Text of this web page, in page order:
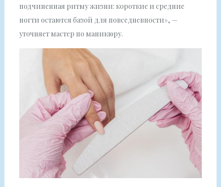
подчиненная ритму жизни: короткие и средние
ногти остаются базой для повседневности», —
уточняет мастер по маникюру.